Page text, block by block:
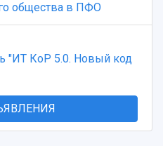
общества в ПФО
"ИТ КоР 5.0. Новый код